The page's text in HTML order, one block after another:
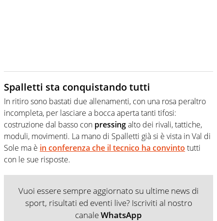
Spalletti sta conquistando tutti
In ritiro sono bastati due allenamenti, con una rosa peraltro
incompleta, per lasciare a bocca aperta tanti tifosi:
costruzione dal basso con pressingalto dei rivali, tattiche,
moduli, movimenti. La mano di Spalletti già si è vista in Val di
Sole ma è in conferenza che il tecnico ha convinto tutti
con le sue risposte.
Vuoi essere sempre aggiornato su ultime news di
sport, risultati ed eventi live? Iscriviti al nostro
canaleWhatsApp